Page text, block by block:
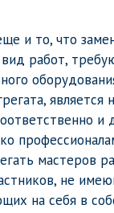
и то, что
работ,
и
мастеров
не
на себя в